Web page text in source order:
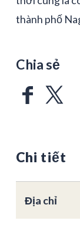
thành phố
Chia sẻ
Chi tiết
Địa chỉ